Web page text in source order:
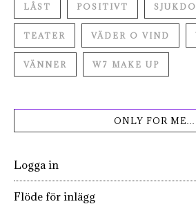
LÅST POSITIVT
TEATER VÄDER O VIND
VÄNNER W7 MAKE UP
ONLY FOR ME…
Logga in
Flöde för inlägg